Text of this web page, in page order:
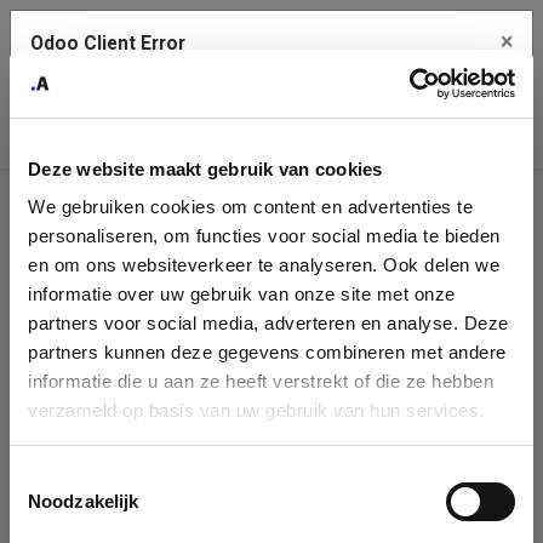
Deze website maakt gebruik van cookies
We gebruiken cookies om content en advertenties te
personaliseren, om functies voor social media te bieden
en om ons websiteverkeer te analyseren. Ook delen we
informatie over uw gebruik van onze site met onze
partners voor social media, adverteren en analyse. Deze
partners kunnen deze gegevens combineren met andere
informatie die u aan ze heeft verstrekt of die ze hebben
verzameld op basis van uw gebruik van hun services.
Noodzakelijk
Company
Identification
Please fill in your company details
You can search a company in our database by name, VAT or
enterprise ID. When a company is selected it will auto-complete the
form. If you don't find your company in our database, you can create
Odoo Client Error ×
service.
See details
Ok